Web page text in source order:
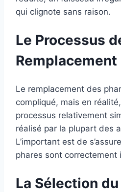
qui clignote sans raison.
Le Processus
Remplacement
Le remplacement des
compliqué, mais en réalité,
processus relativement
réalisé par la plupart des
L’important est de
phares sont correctement
La Sélection